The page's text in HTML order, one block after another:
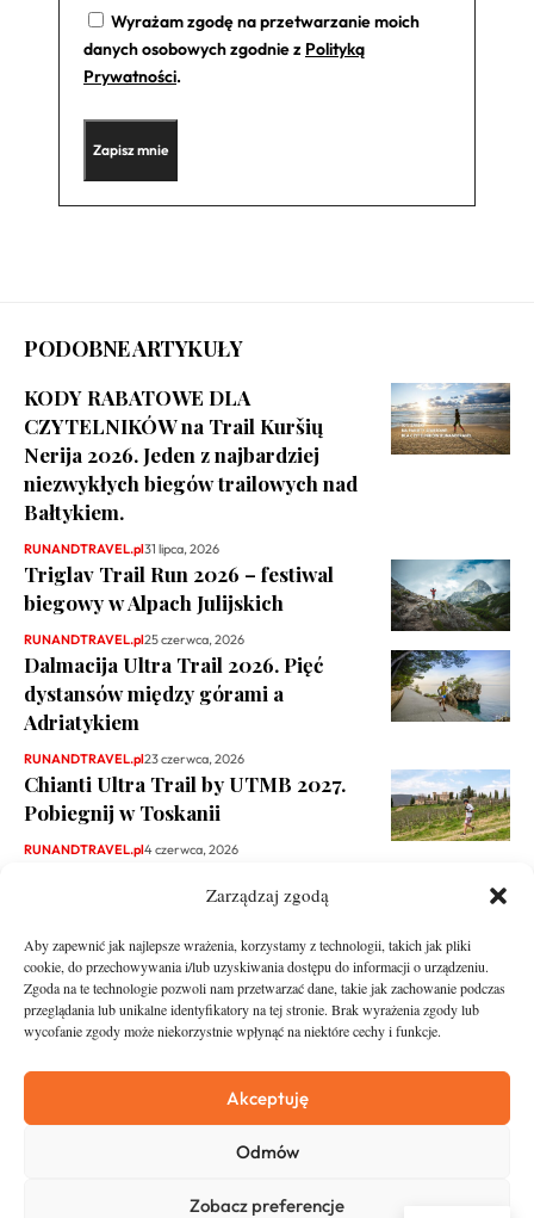
Zarządzaj zgodą
Aby zapewnić jak najlepsze wrażenia, korzystamy z technologii, takich jak pliki
cookie, do przechowywania i/lub uzyskiwania dostępu do informacji o urządzeniu.
Zgoda na te technologie pozwoli nam przetwarzać dane, takie jak zachowanie podczas
przeglądania lub unikalne identyfikatory na tej stronie. Brak wyrażenia zgody lub
wycofanie zgody może niekorzystnie wpłynąć na niektóre cechy i funkcje.
Akceptuję
Odmów
Zobacz preferencje
Wyrażam zgodę na przetwarzanie moich
danych osobowych zgodnie z Polityką
Prywatności.
PODOBNE ARTYKUŁY
KODY RABATOWE DLA
CZYTELNIKÓW na Trail Kuršių
Nerija 2026. Jeden z najbardziej
niezwykłych biegów trailowych nad
Bałtykiem.
RUNANDTRAVEL.pl31 lipca, 2026
Triglav Trail Run 2026 – festiwal
biegowy w Alpach Julijskich
RUNANDTRAVEL.pl25 czerwca, 2026
Dalmacija Ultra Trail 2026. Pięć
dystansów między górami a
Adriatykiem
RUNANDTRAVEL.pl23 czerwca, 2026
Chianti Ultra Trail by UTMB 2027.
Pobiegnij w Toskanii
RUNANDTRAVEL.pl4 czerwca, 2026
Asfalt
O nas
Zostań Patronem
Kontakt